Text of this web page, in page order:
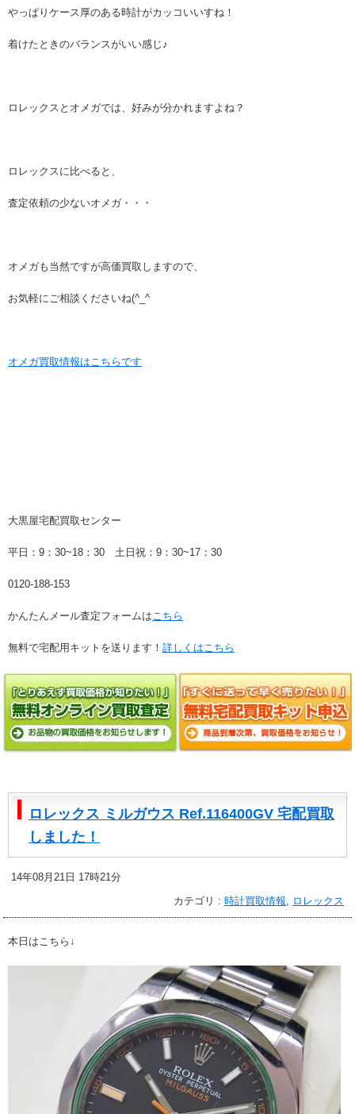
やっぱりケース厚のある時計がカッコいいすね！
着けたときのバランスがいい感じ♪
ロレックスとオメガでは、好みが分かれますよね？
ロレックスに比べると、
査定依頼の少ないオメガ・・・
オメガも当然ですが高価買取しますので、
お気軽にご相談くださいね(^_^
オメガ買取情報はこちらです
大黒屋宅配買取センター
平日：9：30~18：30 土日祝：9：30~17：30
0120-188-153
かんたんメール査定フォームは こちら
無料で宅配用キットを送ります！ 詳しくはこちら
ロレックス ミルガウス Ref.116400GV 宅配買取
しました！
14年08月21日 17時21分
カテゴリ : 時計買取情報 ロレックス
本日はこちら↓